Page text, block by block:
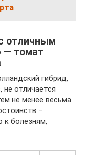
отличным
— томат
гибрид,
не отличается
не менее весьма
–
к болезням,